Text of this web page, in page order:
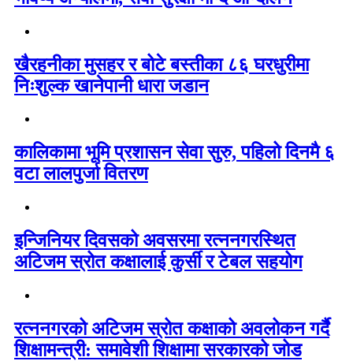
खैरहनीका मुसहर र बोटे बस्तीका ८६ घरधुरीमा
निःशुल्क खानेपानी धारा जडान
कालिकामा भूमि प्रशासन सेवा सुरु, पहिलो दिनमै ६
वटा लालपुर्जा वितरण
इन्जिनियर दिवसको अवसरमा रत्ननगरस्थित
अटिजम स्रोत कक्षालाई कुर्सी र टेबल सहयोग
रत्ननगरको अटिजम स्रोत कक्षाको अवलोकन गर्दै
शिक्षामन्त्री: समावेशी शिक्षामा सरकारको जोड